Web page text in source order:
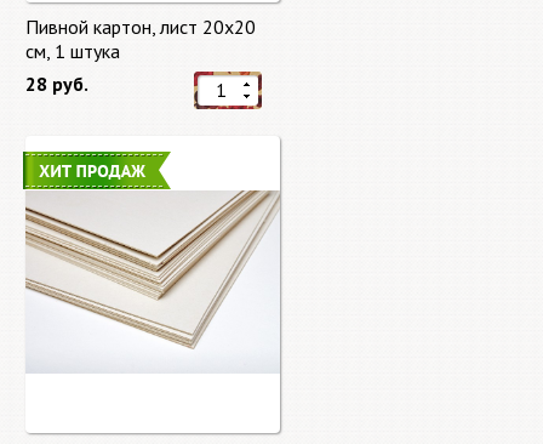
Пивной картон, лист 20х20
cм, 1 штука
28 руб.